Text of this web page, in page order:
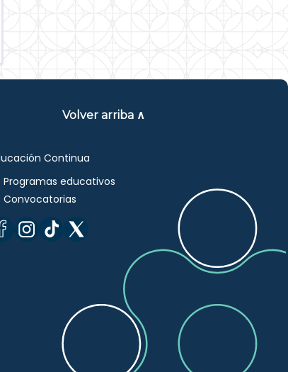
Volver arriba ∧
Continua
Programas educativos
Convocatorias